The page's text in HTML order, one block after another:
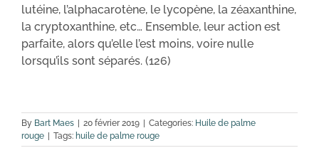
lutéine, l’alphacarotène, le lycopène, la zéaxanthine,
la cryptoxanthine, etc… Ensemble, leur action est
parfaite, alors qu’elle l’est moins, voire nulle
lorsqu’ils sont séparés. (126)
By Bart Maes | 20 février 2019 | Categories: Huile de palme
rouge | Tags: huile de palme rouge